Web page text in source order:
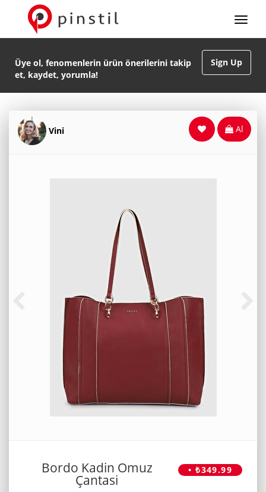
Sign Up
Üye ol, fenomenlerin ürün önerilerini takip
et, kaydet, yorumla!
Vini Al
• ₺349.99
Bordo Kadin Omuz
Çantasi